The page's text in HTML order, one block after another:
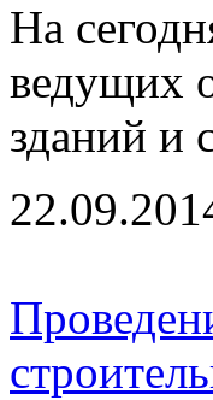
На
ведущих
зданий и